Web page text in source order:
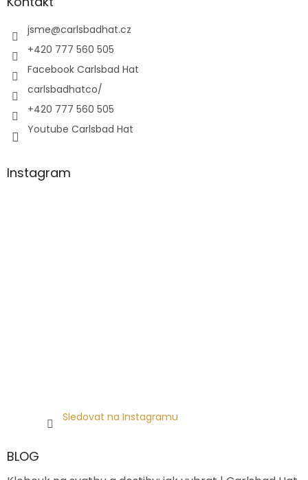
jsme@carlsbadhat.cz
+420 777 560 505
Facebook Carlsbad Hat
carlsbadhatco/
+420 777 560 505
Youtube Carlsbad Hat
Instagram
Sledovat na Instagramu
BLOG